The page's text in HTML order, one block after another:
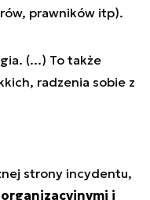
prawników itp).
(...) To także
radzenia sobie z
strony incydentu,
organizacyjnymi i